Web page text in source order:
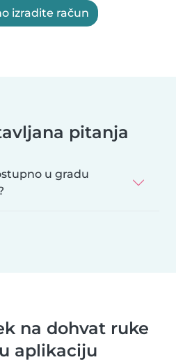
izradite račun
pitanja
u gradu
na dohvat ruke
aplikaciju